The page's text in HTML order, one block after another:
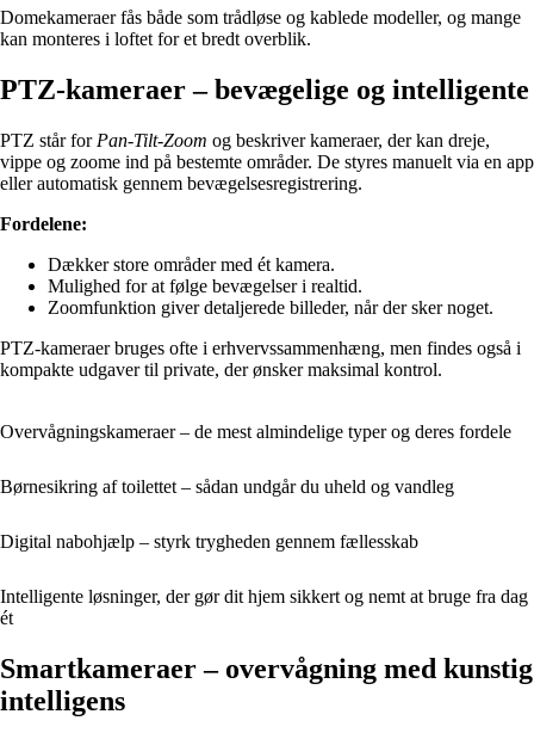
Domekameraer fås både som trådløse og kablede modeller, og mange
kan monteres i loftet for et bredt overblik.
PTZ-kameraer – bevægelige og intelligente
PTZ står for Pan-Tilt-Zoom og beskriver kameraer, der kan dreje,
vippe og zoome ind på bestemte områder. De styres manuelt via en app
eller automatisk gennem bevægelsesregistrering.
Fordelene:
Dækker store områder med ét kamera.
Mulighed for at følge bevægelser i realtid.
Zoomfunktion giver detaljerede billeder, når der sker noget.
PTZ-kameraer bruges ofte i erhvervssammenhæng, men findes også i
kompakte udgaver til private, der ønsker maksimal kontrol.
Overvågningskameraer – de mest almindelige typer og deres fordele
Børnesikring af toilettet – sådan undgår du uheld og vandleg
Digital nabohjælp – styrk trygheden gennem fællesskab
Intelligente løsninger, der gør dit hjem sikkert og nemt at bruge fra dag
ét
Smartkameraer – overvågning med kunstig
intelligens